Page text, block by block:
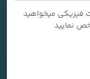
فیزیکی میخواهید
نمایید